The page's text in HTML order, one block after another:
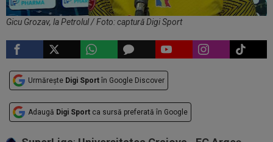
Gicu Grozav, la Petrolul / Foto: captură Digi Sport
Urmărește Digi Sport în Google Discover
Adaugă Digi Sport ca sursă preferată în Google